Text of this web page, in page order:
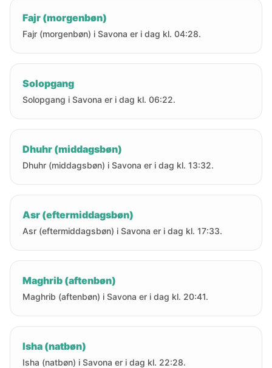
Fajr (morgenbøn)
Fajr (morgenbøn) i Savona er i dag kl. 04:28.
Solopgang
Solopgang i Savona er i dag kl. 06:22.
Dhuhr (middagsbøn)
Dhuhr (middagsbøn) i Savona er i dag kl. 13:32.
Asr (eftermiddagsbøn)
Asr (eftermiddagsbøn) i Savona er i dag kl. 17:33.
Maghrib (aftenbøn)
Maghrib (aftenbøn) i Savona er i dag kl. 20:41.
Isha (natbøn)
Isha (natbøn) i Savona er i dag kl. 22:28.